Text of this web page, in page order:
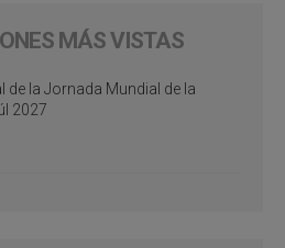
MÁS VISTAS
de la Jornada Mundial de la
2027